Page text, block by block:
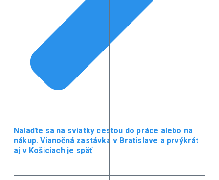
Nalaďte sa na sviatky cestou do práce alebo na
nákup. Vianočná zastávka v Bratislave a prvýkrát
aj v Košiciach je späť